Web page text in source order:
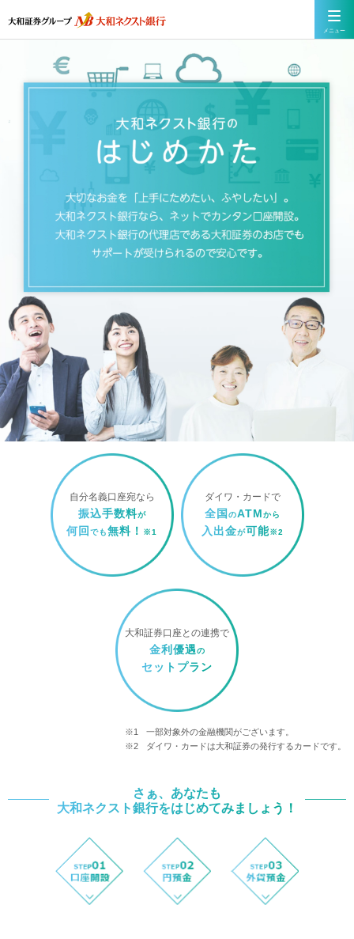
自分名義口座宛なら
振込手数料が
何回 でも無料！ ※1
ダイワ・カードで
全国 のATMから
入出金が可能※2
大和証券口座との連携で
金利優遇の
セットプラン
※1
一部対象外の金融機関がございます。
※2
ダイワ・カードは大和証券の発行するカードです。
さぁ、あなたも
大和ネクスト銀行をはじめてみましょう！
口座開設 円預金